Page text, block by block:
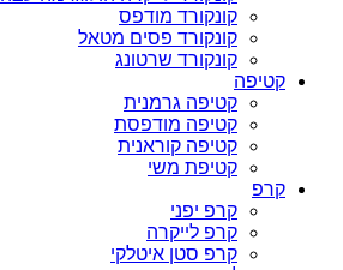
קונקורד מודפס
קונקורד פסים מטאל
קונקורד שרטונג
קטיפה
קטיפה גרמנית
קטיפה מודפסת
קטיפה קוראנית
קטיפת משי
קרפ
קרפ יפני
קרפ לייקרה
קרפ סטן איטלקי